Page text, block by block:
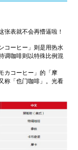
张表就不会再懵逼啦！
コーヒー」则是用热水
调咖啡则以特殊比例混
カコーヒー」的「摩
称「也门咖啡」。光看